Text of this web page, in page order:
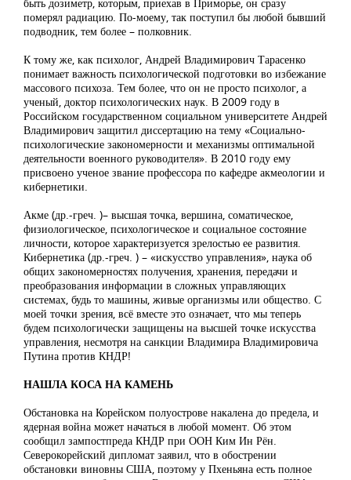
померял радиацию. По-моему, так поступил бы любой бывший
подводник, тем более – полковник.
К тому же, как психолог, Андрей Владимирович Тарасенко
понимает важность психологической подготовки во избежание
массового психоза. Тем более, что он не просто психолог, а
ученый, доктор психологических наук. В 2009 году в
Российском государственном социальном университете Андрей
Владимирович защитил диссертацию на тему «Социально-
психологические закономерности и механизмы оптимальной
деятельности военного руководителя». В 2010 году ему
присвоено ученое звание профессора по кафедре акмеологии и
кибернетики.
Акме (др.-греч. )– высшая точка, вершина, соматическое,
физиологическое, психологическое и социальное состояние
личности, которое характеризуется зрелостью ее развития.
Кибернетика (др.-греч. ) – «искусство управления», наука об
общих закономерностях получения, хранения, передачи и
преобразования информации в сложных управляющих
системах, будь то машины, живые организмы или общество. С
моей точки зрения, всё вместе это означает, что мы теперь
будем психологически защищены на высшей точке искусства
управления, несмотря на санкции Владимира Владимировича
Путина против КНДР!
НАШЛА КОСА НА КАМЕНЬ
Обстановка на Корейском полуострове накалена до предела, и
ядерная война может начаться в любой момент. Об этом
сообщил зампостпреда КНДР при ООН Ким Ин Рён.
Северокорейский дипломат заявил, что в обострении
обстановки виновны США, поэтому у Пхеньяна есть полное